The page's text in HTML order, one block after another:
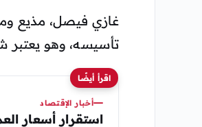
غازي فيصل، مذيع
تأسيسه، وهو يعتبر
اقرأ أيضًا
أخبار الإقتصاد
استقرار أسعار